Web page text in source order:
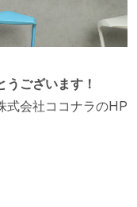
うございます！
式会社ココナラのHP